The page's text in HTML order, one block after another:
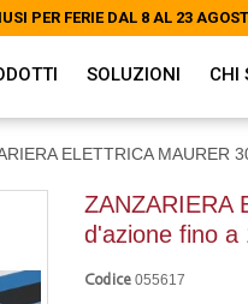
PER FERIE DAL 8 AL 23
SOLUZIONI CHI
ELETTRICA MAURER
ZANZARIERA
d'azione fino a
Codice 055617
PER FERIE DAL 8 AL 23